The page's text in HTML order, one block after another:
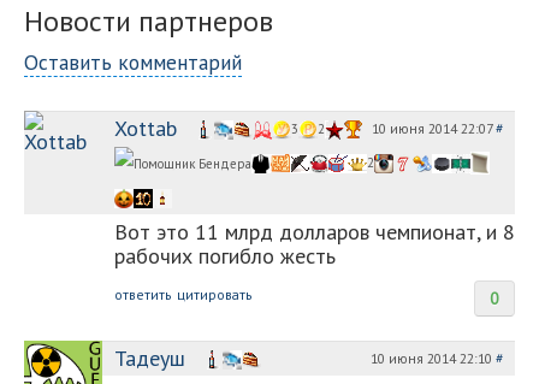
Новости партнеров
Оставить комментарий
Xottab 10 июня 2014 22:07#
3
2
2
Вот это 11 млрд долларов чемпионат, и 8
рабочих погибло жесть
0
ответить цитировать
Тадеуш 10 июня 2014 22:10 #